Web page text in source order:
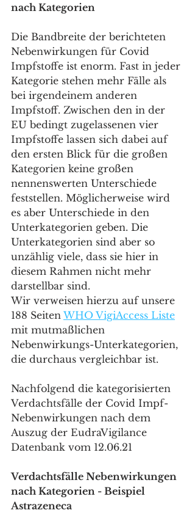
nach Kategorien
Die Bandbreite der berichteten
Nebenwirkungen für Covid
Impfstoffe ist enorm. Fast in jeder
Kategorie stehen mehr Fälle als
bei irgendeinem anderen
Impfstoff. Zwischen den in der
EU bedingt zugelassenen vier
Impfstoffe lassen sich dabei auf
den ersten Blick für die großen
Kategorien keine großen
nennenswerten Unterschiede
feststellen. Möglicherweise wird
es aber Unterschiede in den
Unterkategorien geben. Die
Unterkategorien sind aber so
unzählig viele, dass sie hier in
diesem Rahmen nicht mehr
darstellbar sind.
Wir verweisen hierzu auf unsere
188 Seiten WHO VigiAccess Liste
mit mutmaßlichen
Nebenwirkungs-Unterkategorien,
die durchaus vergleichbar ist.
Nachfolgend die kategorisierten
Verdachtsfälle der Covid Impf-
Nebenwirkungen nach dem
Auszug der EudraVigilance
Datenbank vom 12.06.21
Verdachtsfälle Nebenwirkungen
nach Kategorien - Beispiel
Astrazeneca